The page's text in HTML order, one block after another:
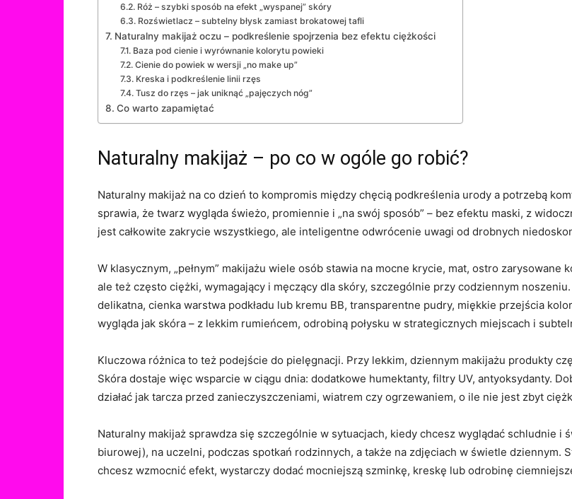
Róż – szybki sposób na efekt „wyspanej” skóry
Rozświetlacz – subtelny błysk zamiast brokatowej tafli
Naturalny makijaż oczu – podkreślenie spojrzenia bez efektu ciężkości
Baza pod cienie i wyrównanie kolorytu powieki
Cienie do powiek w wersji „no make up”
Kreska i podkreślenie linii rzęs
Tusz do rzęs – jak uniknąć „pajęczych nóg”
Co warto zapamiętać
Naturalny makijaż – po co w ogóle go robić?
Naturalny makijaż na co dzień to kompromis między chęcią podkreślenia urody a potrzebą
sprawia, że twarz wygląda świeżo, promiennie i „na swój sposób” – bez efektu maski, z
jest całkowite zakrycie wszystkiego, ale inteligentne odwrócenie uwagi od drobnych
W klasycznym, „pełnym” makijażu wiele osób stawia na mocne krycie, mat, ostro
ale też często ciężki, wymagający i męczący dla skóry, szczególnie przy codziennym
delikatna, cienka warstwa podkładu lub kremu BB, transparentne pudry, miękkie przejścia
wygląda jak skóra – z lekkim rumieńcem, odrobiną połysku w strategicznych miejscach i
Kluczowa różnica to też podejście do pielęgnacji. Przy lekkim, dziennym makijażu produkty
Skóra dostaje więc wsparcie w ciągu dnia: dodatkowe humektanty, filtry UV, antyoksydanty.
działać jak tarcza przed zanieczyszczeniami, wiatrem czy ogrzewaniem, o ile nie jest zbyt
Naturalny makijaż sprawdza się szczególnie w sytuacjach, kiedy chcesz wyglądać schludnie i
biurowej), na uczelni, podczas spotkań rodzinnych, a także na zdjęciach w świetle dziennym.
chcesz wzmocnić efekt, wystarczy dodać mocniejszą szminkę, kreskę lub odrobinę